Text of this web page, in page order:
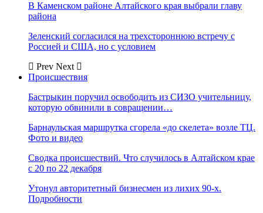
В Каменском районе Алтайского края выбрали главу
района
Зеленский согласился на трехстороннюю встречу с
Россией и США, но с условием
Prev Next
Происшествия
Бастрыкин поручил освободить из СИЗО учительницу,
которую обвинили в совращении…
Барнаульская маршрутка сгорела «до скелета» возле ТЦ.
Фото и видео
Сводка происшествий. Что случилось в Алтайском крае
с 20 по 22 декабря
Утонул авторитетный бизнесмен из лихих 90-х.
Подробности